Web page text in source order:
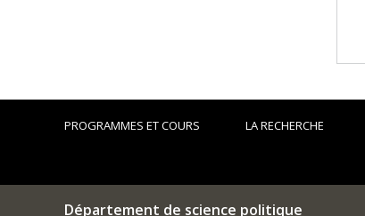
PROGRAMMES ET COURS LA RECHERCHE
Département de science politique